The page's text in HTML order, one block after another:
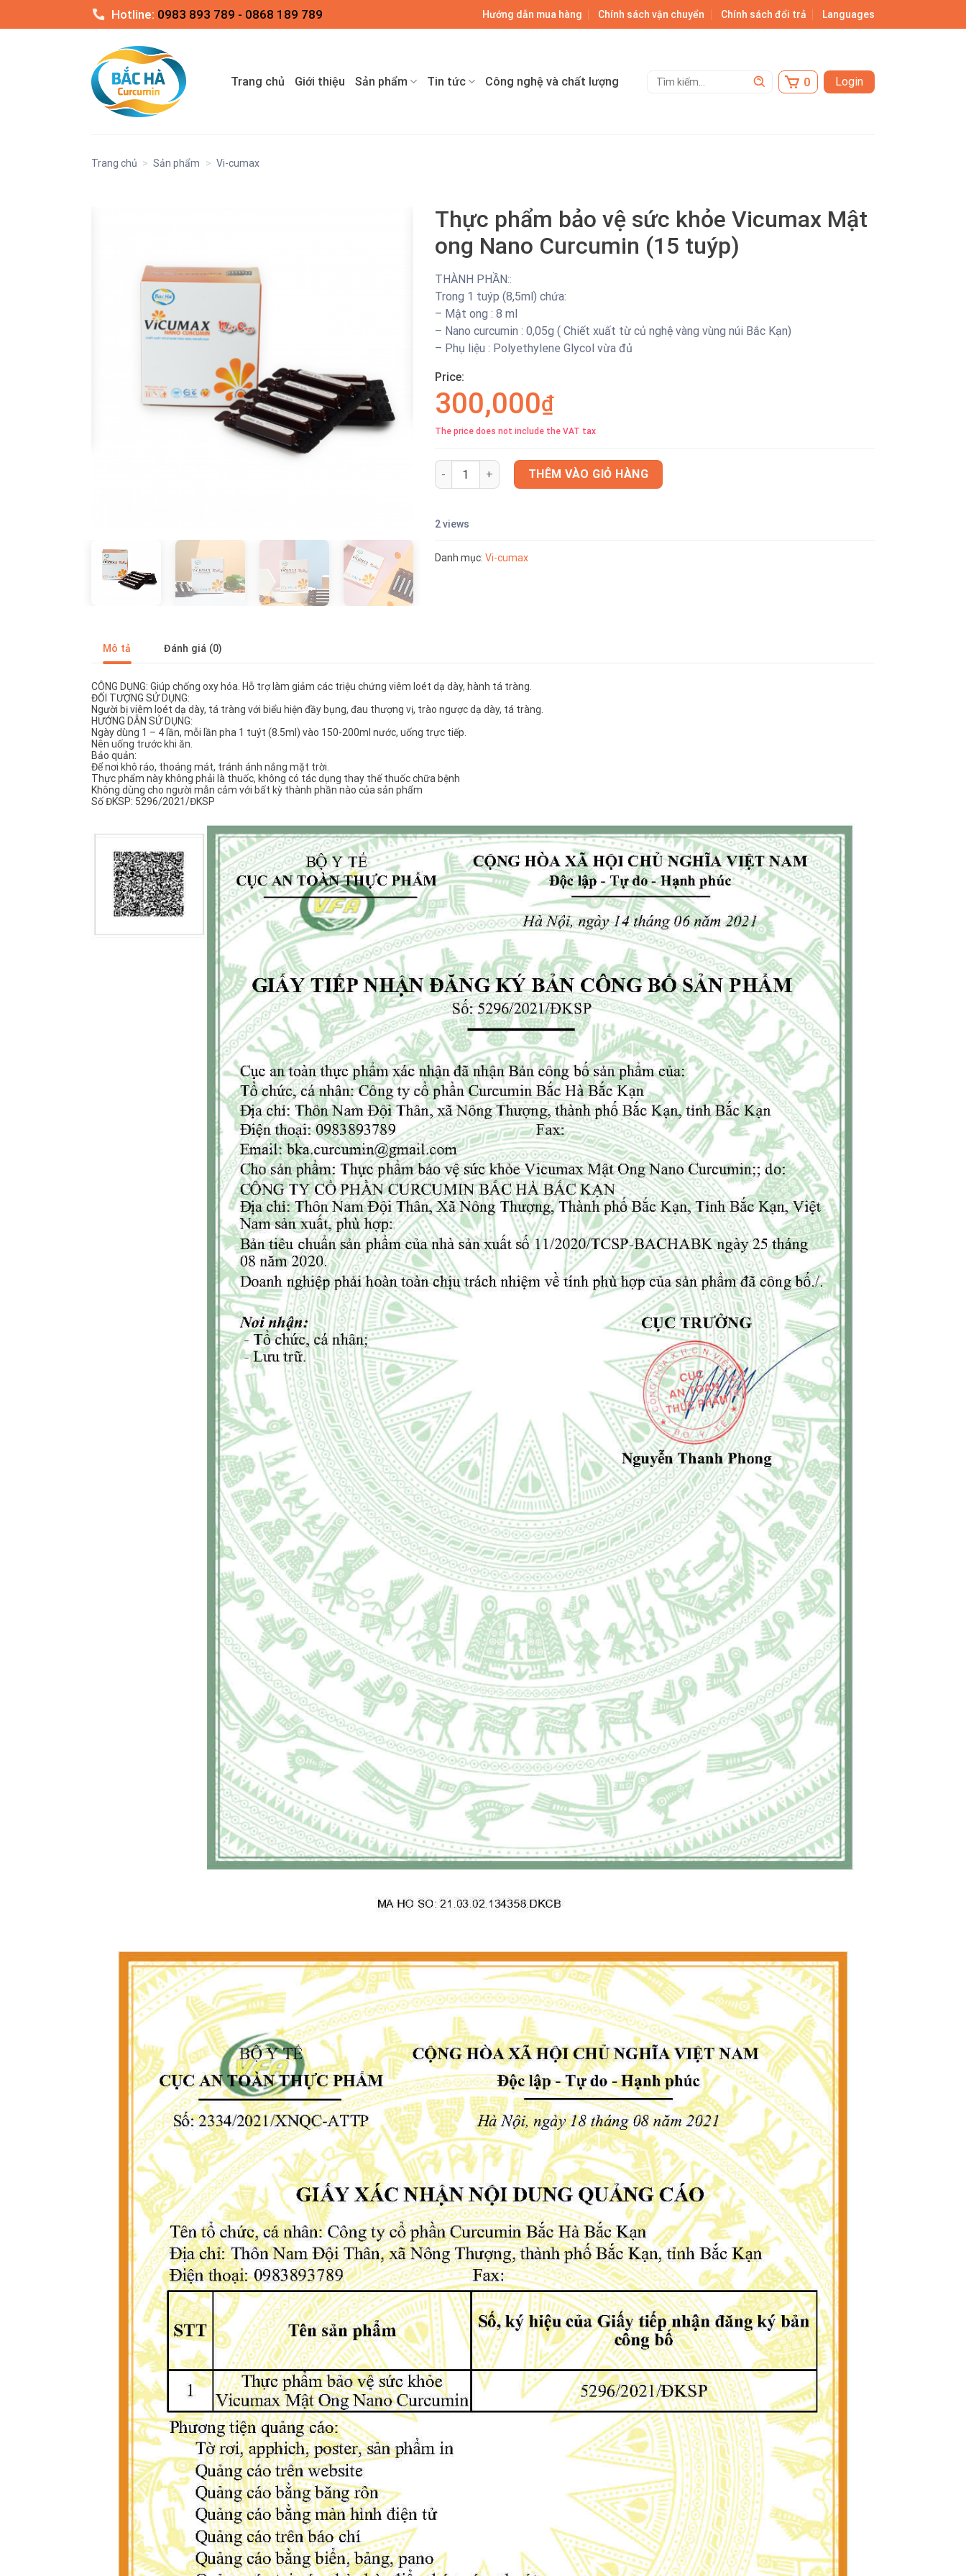
to
Hotline: 0983 893 789 - 0868 189 789 Hướng dẫn mua hàng Chính sách vận chuyển Chính sách đổi trả Languages
Trang chủ Giới thiệu Sản phẩm Tin tức Công nghệ và chất lượng
Tìm
Login
Trang chủ > Sản phẩm > Vi-cumax
Thực phẩm bảo vệ sức khỏe Vicumax Mật
ong Nano Curcumin (15 tuýp)
THÀNH PHẦN::
Trong 1 tuýp (8,5ml) chứa:
– Mật ong : 8 ml
– Nano curcumin : 0,05g ( Chiết xuất từ củ nghệ vàng vùng núi Bắc Kạn)
– Phụ liệu : Polyethylene Glycol vừa đủ
Price:
300,000₫
The price does not include the VAT tax
Thực phẩm bảo vệ sức khỏe Vicumax Mật ong Nano Curcumin (15 tuýp) số lượng
THÊM VÀO GIỎ HÀNG
2 views
Danh mục: Vi-cumax
Mô tả Đánh giá (0)
CÔNG DỤNG: Giúp chống oxy hóa. Hỗ trợ làm giảm các triệu chứng viêm loét dạ dày, hành tá tràng.
ĐỐI TƯỢNG SỬ DỤNG:
Người bị viêm loét dạ dày, tá tràng với biểu hiện đầy bụng, đau thượng vị, trào ngược dạ dày, tá tràng.
HƯỚNG DẪN SỬ DỤNG:
Ngày dùng 1 – 4 lần, mỗi lần pha 1 tuýt (8.5ml) vào 150-200ml nước, uống trực tiếp.
Nên uống trước khi ăn.
Bảo quản:
Để nơi khô ráo, thoáng mát, tránh ánh nắng mặt trời.
Thực phẩm này không phải là thuốc, không có tác dụng thay thế thuốc chữa bệnh
Không dùng cho người mẫn cảm với bất kỳ thành phần nào của sản phẩm
Số ĐKSP: 5296/2021/ĐKSP